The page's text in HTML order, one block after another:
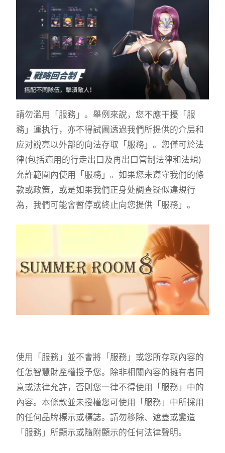
請勿濫用「服務」。舉例來說，您不應干擾「服
務」運执行，亦不得試圖透過我們所提供的介层和
应对說亮以外部的向法存取「服務」。您僅可於法
律(包括適用的行走出口及再出口管制法律和法規)
允許範圍內使用「服務」。如果您未遵守我們的條
款或政策，或是如果我們正身处調查疑似違規行
為，我們可能會暫停或終止向您提供「服務」。
使用「服務」並不會將「服務」或您所存取內容的
任怎智慧財產權授予您。除非相關內容的擁有者同
意或法律允許，否則您一律不得使用「服務」中的
內容。本條款並未授權您可使用「服務」中所採用
的任何品牌標示或標誌。請勿移除、遮蓋或變造
「服務」所顯示或隨附顯示的任何法律聲明。